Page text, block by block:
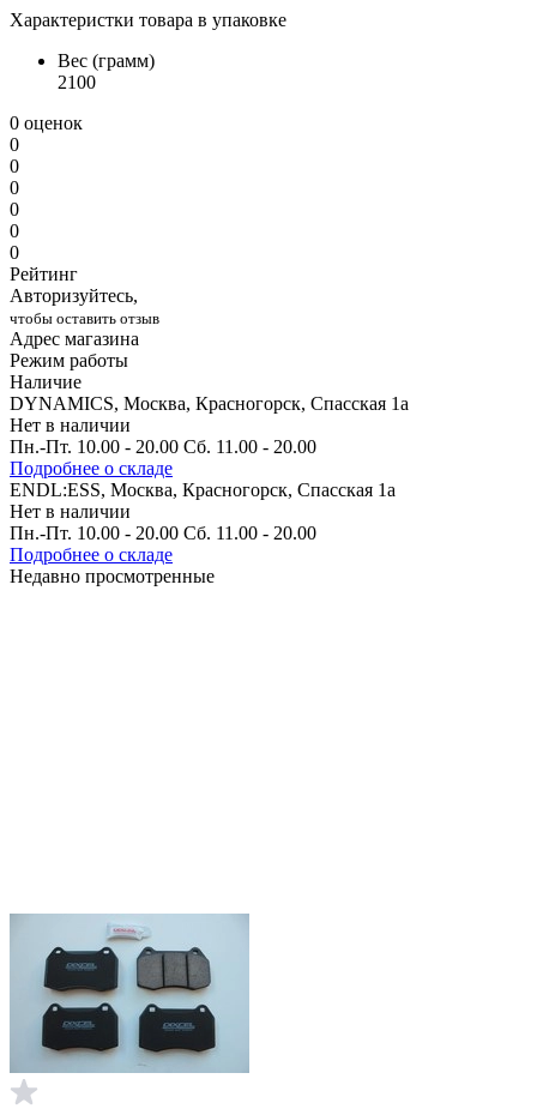
Характеристки товара в упаковке
Вес (грамм)
2100
0 оценок
0
0
0
0
0
0
Рейтинг
Авторизуйтесь,
чтобы оставить отзыв
Адрес магазина
Режим работы
Наличие
DYNAMICS, Москва, Красногорск, Спасская 1а
Нет в наличии
Пн.-Пт. 10.00 - 20.00 Сб. 11.00 - 20.00
Подробнее о складе
ENDL:ESS, Москва, Красногорск, Спасская 1а
Нет в наличии
Пн.-Пт. 10.00 - 20.00 Сб. 11.00 - 20.00
Подробнее о складе
Недавно просмотренные